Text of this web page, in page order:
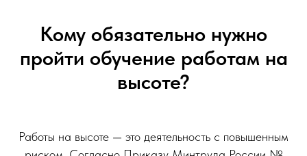
Кому обязательно нужно
пройти обучение работам на
высоте?
Работы на высоте — это деятельность с повышенным